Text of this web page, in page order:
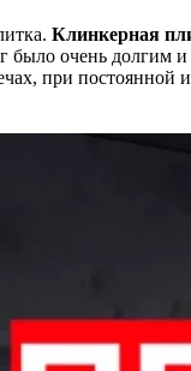
Клинкерная
было очень
при